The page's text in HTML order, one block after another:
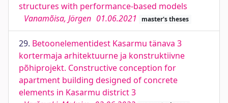
structures with performance-based models
Vanamõisa, Jörgen 01.06.2021 master's theses
29. Betoonelementidest Kasarmu tänava 3
kortermaja arhitektuurne ja konstruktiivne
põhiprojekt. Constructive conception for
apartment building designed of concrete
elements in Kasarmu district 3